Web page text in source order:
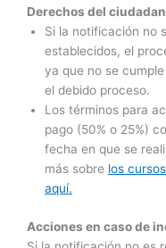
Derechos del
Si la notificación no
establecidos, el
ya que no se
el debido proceso.
Los términos para
pago (50% o 25%)
fecha en que se
más sobre los
aquí.
Acciones en caso de